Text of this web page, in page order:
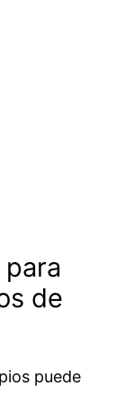
de
puede